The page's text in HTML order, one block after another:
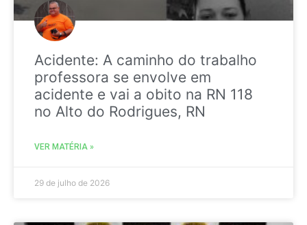
Acidente: A caminho do trabalho
professora se envolve em
acidente e vai a obito na RN 118
no Alto do Rodrigues, RN
VER MATÉRIA »
29 de julho de 2026